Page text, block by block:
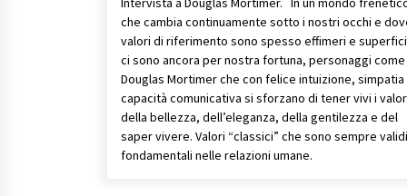
che cambia continuamente sotto i nostri occhi e
valori di riferimento sono spesso effimeri e
ci sono ancora per nostra fortuna, personaggi come
Douglas Mortimer che con felice intuizione, simpatia
capacità comunicativa si sforzano di tener vivi i
della bellezza, dell’eleganza, della gentilezza e del
saper vivere. Valori “classici” che sono sempre
fondamentali nelle relazioni umane.